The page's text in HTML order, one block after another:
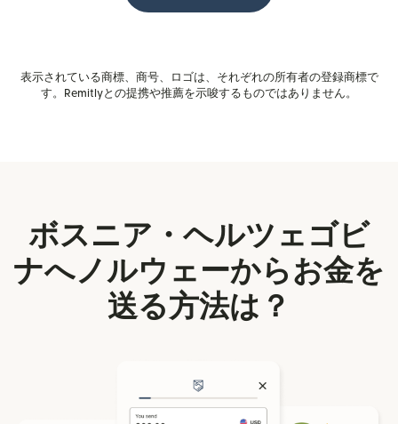
表示されている商標、商号、ロゴは、それぞれの所有者の登録商標で
す。Remitlyとの提携や推薦を示唆するものではありません。
ボスニア・ヘルツェゴビ
ナへノルウェーからお金を
送る方法は？